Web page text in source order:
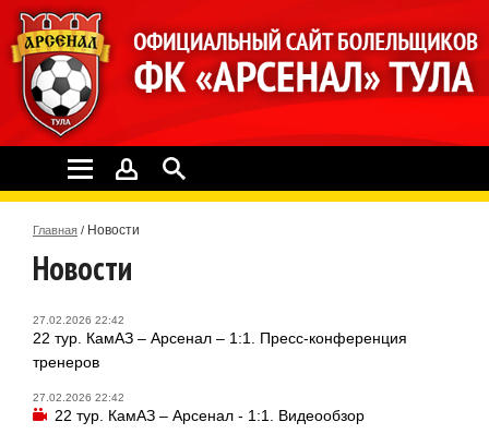
Главная / Новости
Новости
27.02.2026 22:42
22 тур. КамАЗ – Арсенал – 1:1. Пресс-конференция
тренеров
27.02.2026 22:42
22 тур. КамАЗ – Арсенал - 1:1. Видеообзор